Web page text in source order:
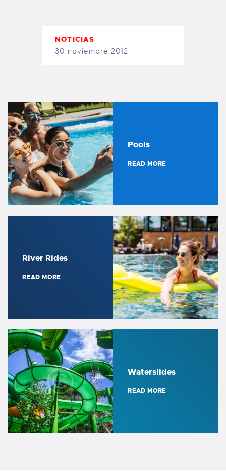
PEDIDOS
NOTICIAS
30 noviembre 2012
Pools
READ MORE
River Rides
READ MORE
Waterslides
READ MORE